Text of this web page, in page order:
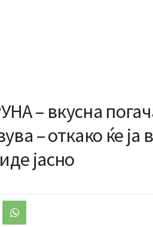
– вкусна
– откако ќе
јасно